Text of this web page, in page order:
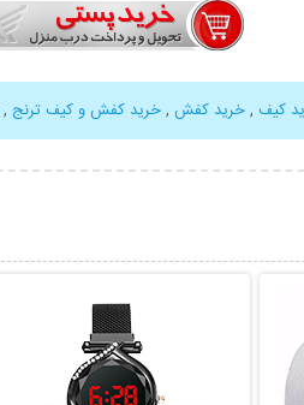
کیف ,خرید کفش ,خرید کفش و کیف ترنج ,